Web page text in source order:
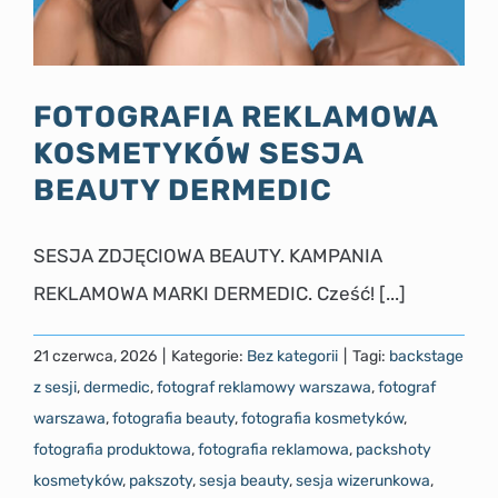
FOTOGRAFIA REKLAMOWA
KOSMETYKÓW SESJA
BEAUTY DERMEDIC
SESJA ZDJĘCIOWA BEAUTY. KAMPANIA
REKLAMOWA MARKI DERMEDIC. Cześć! [...]
21 czerwca, 2026 Kategorie: Bez kategorii Tagi: backstage
z sesji,dermedic,fotograf reklamowy warszawa,fotograf
warszawa,fotografia beauty,fotografia kosmetyków,
fotografia produktowa,fotografia reklamowa, packshoty
kosmetyków, pakszoty,sesja beauty,sesja wizerunkowa,